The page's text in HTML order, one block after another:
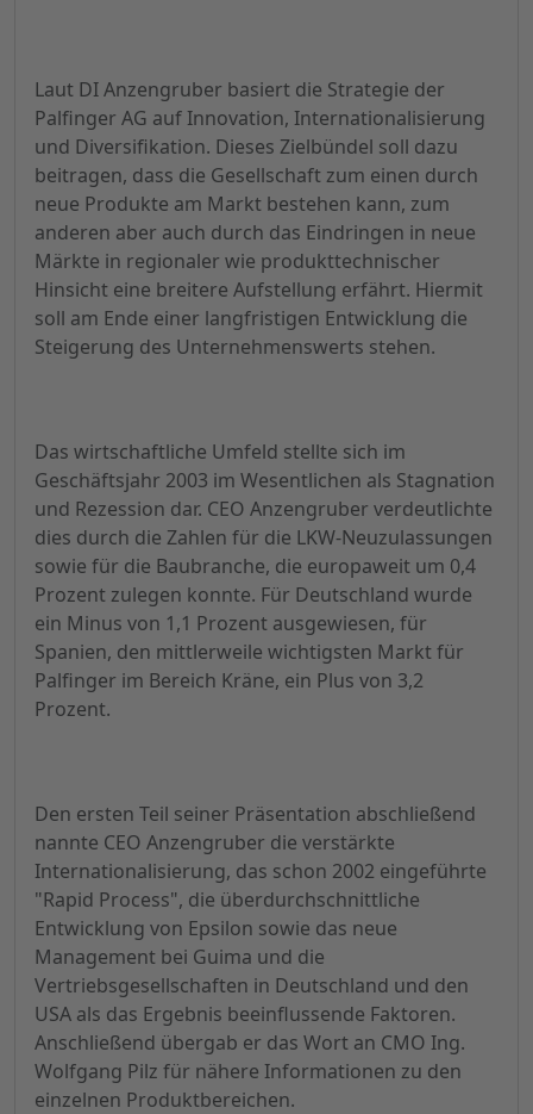
Laut DI Anzengruber basiert die Strategie der
Palfinger AG auf Innovation, Internationalisierung
und Diversifikation. Dieses Zielbündel soll dazu
beitragen, dass die Gesellschaft zum einen durch
neue Produkte am Markt bestehen kann, zum
anderen aber auch durch das Eindringen in neue
Märkte in regionaler wie produkttechnischer
Hinsicht eine breitere Aufstellung erfährt. Hiermit
soll am Ende einer langfristigen Entwicklung die
Steigerung des Unternehmenswerts stehen.
Das wirtschaftliche Umfeld stellte sich im
Geschäftsjahr 2003 im Wesentlichen als Stagnation
und Rezession dar. CEO Anzengruber verdeutlichte
dies durch die Zahlen für die LKW-Neuzulassungen
sowie für die Baubranche, die europaweit um 0,4
Prozent zulegen konnte. Für Deutschland wurde
ein Minus von 1,1 Prozent ausgewiesen, für
Spanien, den mittlerweile wichtigsten Markt für
Palfinger im Bereich Kräne, ein Plus von 3,2
Prozent.
Den ersten Teil seiner Präsentation abschließend
nannte CEO Anzengruber die verstärkte
Internationalisierung, das schon 2002 eingeführte
"Rapid Process", die überdurchschnittliche
Entwicklung von Epsilon sowie das neue
Management bei Guima und die
Vertriebsgesellschaften in Deutschland und den
USA als das Ergebnis beeinflussende Faktoren.
Anschließend übergab er das Wort an CMO Ing.
Wolfgang Pilz für nähere Informationen zu den
einzelnen Produktbereichen.